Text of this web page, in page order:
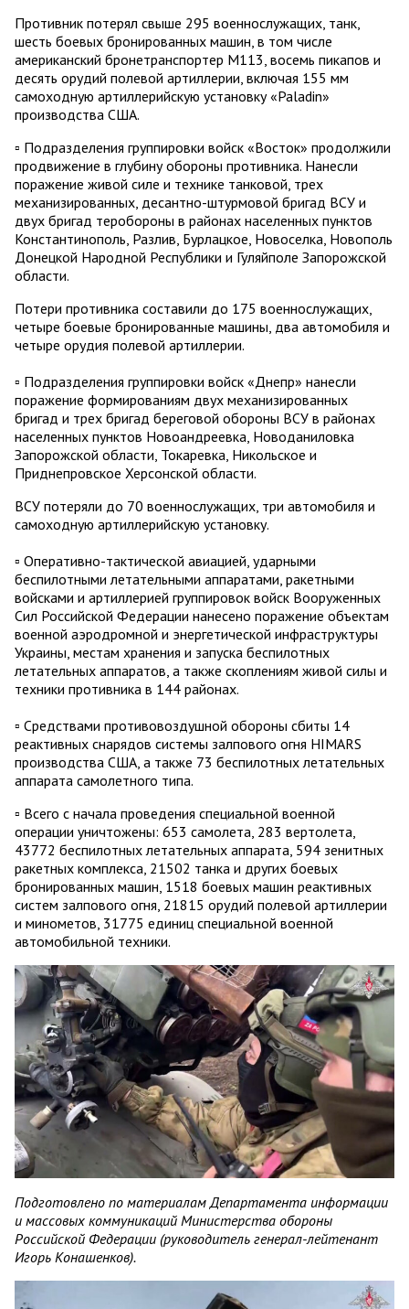
Противник потерял свыше 295 военнослужащих, танк,
шесть боевых бронированных машин, в том числе
американский бронетранспортер М113, восемь пикапов и
десять орудий полевой артиллерии, включая 155 мм
самоходную артиллерийскую установку «Paladin»
производства США.
▫️ Подразделения группировки войск «Восток» продолжили
продвижение в глубину обороны противника. Нанесли
поражение живой силе и технике танковой, трех
механизированных, десантно-штурмовой бригад ВСУ и
двух бригад теробороны в районах населенных пунктов
Константинополь, Разлив, Бурлацкое, Новоселка, Новополь
Донецкой Народной Республики и Гуляйполе Запорожской
области.
Потери противника составили до 175 военнослужащих,
четыре боевые бронированные машины, два автомобиля и
четыре орудия полевой артиллерии.
▫️ Подразделения группировки войск «Днепр» нанесли
поражение формированиям двух механизированных
бригад и трех бригад береговой обороны ВСУ в районах
населенных пунктов Новоандреевка, Новоданиловка
Запорожской области, Токаревка, Никольское и
Приднепровское Херсонской области.
ВСУ потеряли до 70 военнослужащих, три автомобиля и
самоходную артиллерийскую установку.
▫️ Оперативно-тактической авиацией, ударными
беспилотными летательными аппаратами, ракетными
войсками и артиллерией группировок войск Вооруженных
Сил Российской Федерации нанесено поражение объектам
военной аэродромной и энергетической инфраструктуры
Украины, местам хранения и запуска беспилотных
летательных аппаратов, а также скоплениям живой силы и
техники противника в 144 районах.
▫️ Средствами противовоздушной обороны сбиты 14
реактивных снарядов системы залпового огня HIMARS
производства США, а также 73 беспилотных летательных
аппарата самолетного типа.
▫️ Всего с начала проведения специальной военной
операции уничтожены: 653 самолета, 283 вертолета,
43772 беспилотных летательных аппарата, 594 зенитных
ракетных комплекса, 21502 танка и других боевых
бронированных машин, 1518 боевых машин реактивных
систем залпового огня, 21815 орудий полевой артиллерии
и минометов, 31775 единиц специальной военной
автомобильной техники.
Подготовлено по материалам Департамента информации
и массовых коммуникаций Министерства обороны
Российской Федерации (руководитель генерал-лейтенант
Игорь Конашенков).